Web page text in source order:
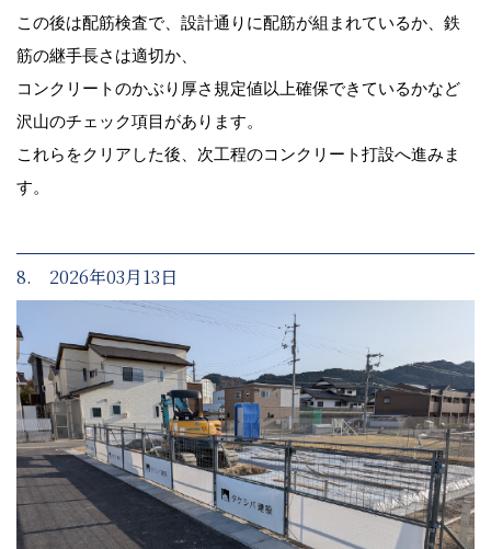
この後は配筋検査で、設計通りに配筋が組まれているか、鉄
筋の継手長さは適切か、
コンクリートのかぶり厚さ規定値以上確保できているかなど
沢山のチェック項目があります。
これらをクリアした後、次工程のコンクリート打設へ進みま
す。
8. 2026年03月13日